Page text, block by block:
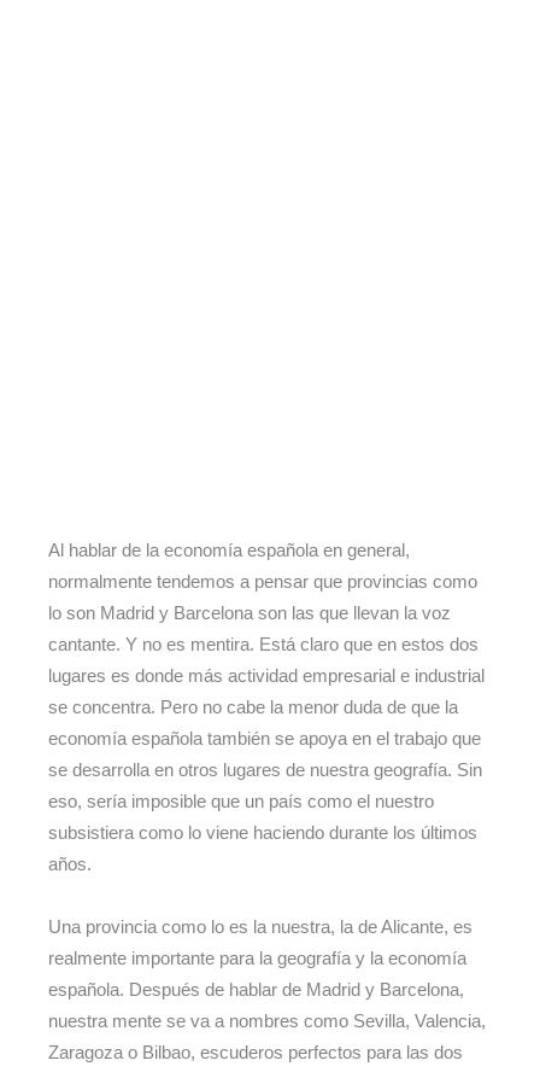
Al hablar de la economía española en general,
normalmente tendemos a pensar que provincias como
lo son Madrid y Barcelona son las que llevan la voz
cantante. Y no es mentira. Está claro que en estos dos
lugares es donde más actividad empresarial e industrial
se concentra. Pero no cabe la menor duda de que la
economía española también se apoya en el trabajo que
se desarrolla en otros lugares de nuestra geografía. Sin
eso, sería imposible que un país como el nuestro
subsistiera como lo viene haciendo durante los últimos
años.
Una provincia como lo es la nuestra, la de Alicante, es
realmente importante para la geografía y la economía
española. Después de hablar de Madrid y Barcelona,
nuestra mente se va a nombres como Sevilla, Valencia,
Zaragoza o Bilbao, escuderos perfectos para las dos